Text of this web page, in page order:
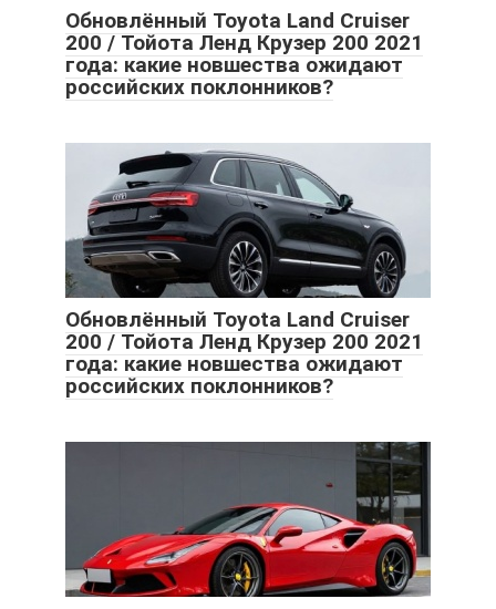
Обновлённый Toyota Land Cruiser
200 / Тойота Ленд Крузер 200 2021
года: какие новшества ожидают
российских поклонников?
Обновлённый Toyota Land Cruiser
200 / Тойота Ленд Крузер 200 2021
года: какие новшества ожидают
российских поклонников?